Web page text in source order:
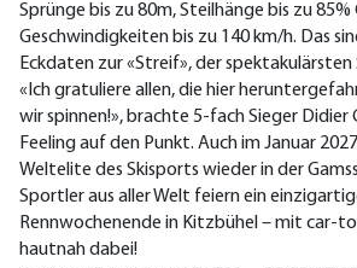
Sprünge bis zu 80m, Steilhänge bis zu 85%
Geschwindigkeiten bis zu 140 km/h. Das
Eckdaten zur «Streif», der
«Ich gratuliere allen, die hier
wir spinnen!», brachte 5-fach Sieger Didier
Feeling auf den Punkt. Auch im Januar
Weltelite des Skisports wieder in der
Sportler aus aller Welt feiern ein
Rennwochenende in Kitzbühel – mit car-
hautnah dabei!